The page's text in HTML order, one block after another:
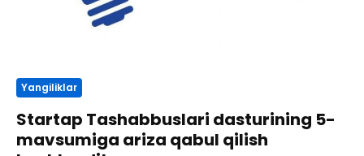
Yangiliklar
Startap Tashabbuslari dasturining 5-
mavsumiga ariza qabul qilish